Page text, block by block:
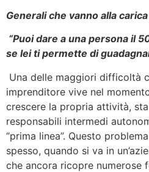
Generali che vanno alla
“Puoi dare a una persona il
se lei ti permette di
Una delle maggiori difficoltà
imprenditore vive nel
crescere la propria attività,
responsabili intermedi
“prima linea”. Questo
spesso, quando si va in
che ancora ricopre numerose